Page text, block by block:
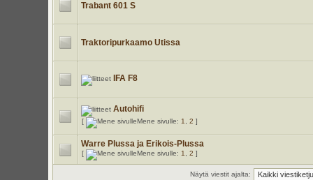
Trabant 601 S
Traktoripurkaamo Utissa
IFA F8
Autohifi
[ Mene sivulle: 1 2 ]
Warre Plussa ja Erikois-Plussa
[ Mene sivulle: 1 2 ]
Näytä viestit ajalta: